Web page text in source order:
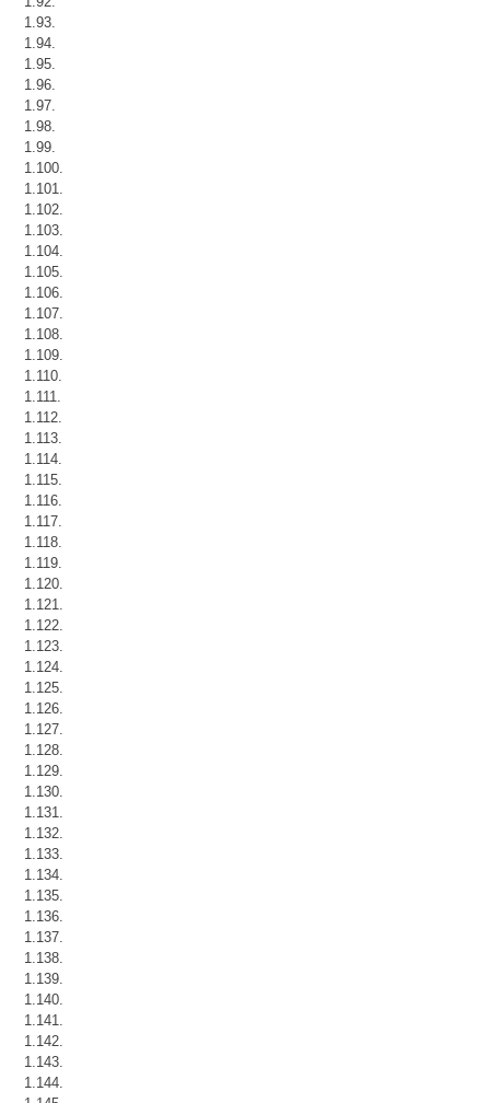
1.93.
1.94.
1.95.
1.96.
1.97.
1.98.
1.99.
1.100.
1.101.
1.102.
1.103.
1.104.
1.105.
1.106.
1.107.
1.108.
1.109.
1.110.
1.111.
1.112.
1.113.
1.114.
1.115.
1.116.
1.117.
1.118.
1.119.
1.120.
1.121.
1.122.
1.123.
1.124.
1.125.
1.126.
1.127.
1.128.
1.129.
1.130.
1.131.
1.132.
1.133.
1.134.
1.135.
1.136.
1.137.
1.138.
1.139.
1.140.
1.141.
1.142.
1.143.
1.144.